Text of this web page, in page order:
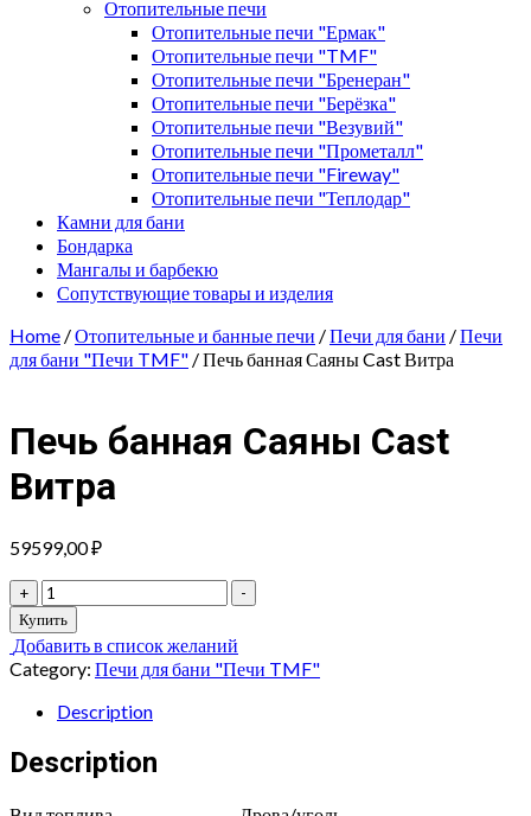
Отопительные печи
Отопительные печи "Ермак"
Отопительные печи "TMF"
Отопительные печи "Бренеран"
Отопительные печи "Берёзка"
Отопительные печи "Везувий"
Отопительные печи "Прометалл"
Отопительные печи "Fireway"
Отопительные печи "Теплодар"
Камни для бани
Бондарка
Мангалы и барбекю
Сопутствующие товары и изделия
Home /Отопительные и банные печи /Печи для бани /Печи
для бани "Печи TMF" / Печь банная Саяны Cast Витра
Печь банная Саяны Cast
Витра
59599,00₽
+
Печь
банная
Саяны
Cast
Витра
quantity
-
Купить
Добавить в список желаний
Category: Печи для бани "Печи TMF"
Description
Description